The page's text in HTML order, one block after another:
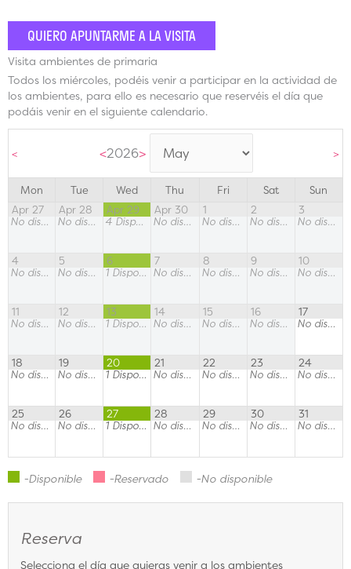
QUIERO APUNTARME A LA VISITA
Visita ambientes de primaria
Todos los miércoles, podéis venir a participar en la actividad de
los ambientes, para ello es necesario que reservéis el día que
podáis venir en el siguiente calendario.
< <2026> >
Mon Tue Wed Thu Fri Sat
Sun
Apr 27
No disponible
Apr 28
No disponible
Apr 29
4Disponible
Apr 30
No disponible
1
No disponible
2
No disponible
3
No disponible
4
No disponible
5
No disponible
6
1Disponible
7
No disponible
8
No disponible
9
No disponible
10
No disponible
11
No disponible
12
No disponible
13
1Disponible
14
No disponible
15
No disponible
16
No disponible
17
No disponible
18
No disponible
19
No disponible
20
1Disponible
21
No disponible
22
No disponible
23
No disponible
24
No disponible
25
No disponible
26
No disponible
27
1Disponible
28
No disponible
29
No disponible
30
No disponible
31
No disponible
-Disponible -Reservado -No disponible
Reserva
Selecciona el día que quieras venir a los ambientes